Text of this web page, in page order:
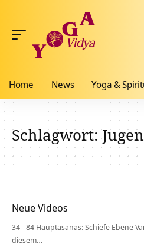
Home News Yoga &
Schlagwort:
Neue Videos
34 - 84 Hauptasanas: Schiefe Ebene
diesem…